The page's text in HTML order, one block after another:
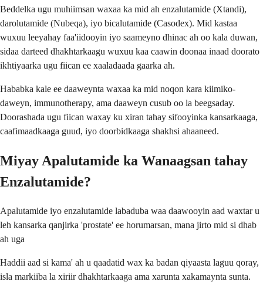
Beddelka ugu muhiimsan waxaa ka mid ah enzalutamide (Xtandi),
darolutamide (Nubeqa), iyo bicalutamide (Casodex). Mid kastaa
wuxuu leeyahay faa'iidooyin iyo saameyno dhinac ah oo kala duwan,
sidaa darteed dhakhtarkaagu wuxuu kaa caawin doonaa inaad doorato
ikhtiyaarka ugu fiican ee xaaladaada gaarka ah.
Hababka kale ee daaweynta waxaa ka mid noqon kara kiimiko-
daweyn, immunotherapy, ama daaweyn cusub oo la beegsaday.
Doorashada ugu fiican waxay ku xiran tahay sifooyinka kansarkaaga,
caafimaadkaaga guud, iyo doorbidkaaga shakhsi ahaaneed.
Miyay Apalutamide ka Wanaagsan tahay
Enzalutamide?
Apalutamide iyo enzalutamide labaduba waa daawooyin aad waxtar u
leh kansarka qanjirka 'prostate' ee horumarsan, mana jirto mid si dhab
ah uga
Haddii aad si kama' ah u qaadatid wax ka badan qiyaasta laguu qoray,
isla markiiba la xiriir dhakhtarkaaga ama xarunta xakamaynta sunta.